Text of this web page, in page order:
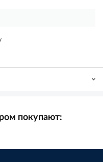
покупают: